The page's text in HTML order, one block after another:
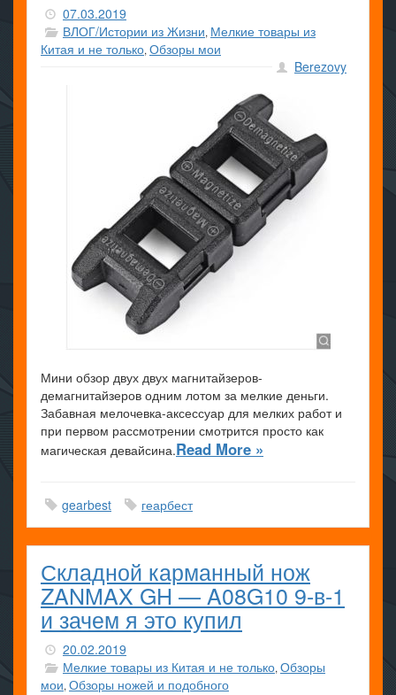
07.03.2019
ВЛОГ/Истории из Жизни, Мелкие товары из
Китая и не только, Обзоры мои
Berezovy
Мини обзор двух двух магнитайзеров-
демагнитайзеров одним лотом за мелкие деньги.
Забавная мелочевка-аксессуар для мелких работ и
при первом рассмотрении смотрится просто как
магическая девайсина.Read More »
gearbest геарбест
Складной карманный нож
ZANMAX GH — A08G10 9-в-1
и зачем я это купил
20.02.2019
Мелкие товары из Китая и не только, Обзоры
мои, Обзоры ножей и подобного